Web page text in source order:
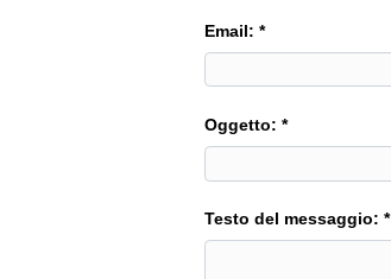
Email: *
Oggetto: *
Testo del messaggio: *